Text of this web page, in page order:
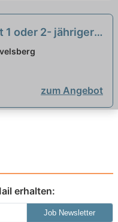
1 oder 2- jähriger
d) im stationären
zum Angebot
erhalten:
Job Newsletter